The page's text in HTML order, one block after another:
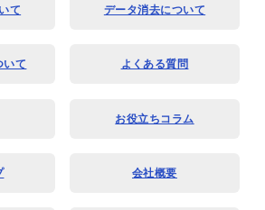
て データ消去について
いて よくある質問
お役立ちコラム
会社概要